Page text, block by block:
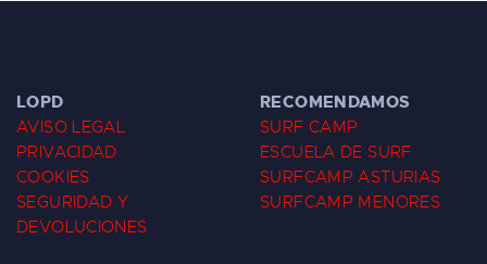
LOPD
AVISO LEGAL
PRIVACIDAD
COOKIES
SEGURIDAD Y
DEVOLUCIONES
RECOMENDAMOS
SURF CAMP
ESCUELA DE SURF
SURFCAMP ASTURIAS
SURFCAMP MENORES